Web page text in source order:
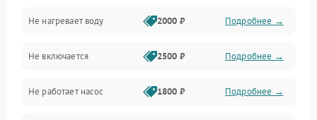
Датчики
Нагрев
Вода
Не нагревает воду 2000 ₽ Подробнее →
Не включается 2500 ₽ Подробнее →
Не работает насос 1800 ₽ Подробнее →